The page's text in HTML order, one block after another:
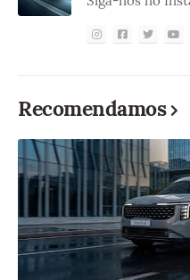
Recomendamos